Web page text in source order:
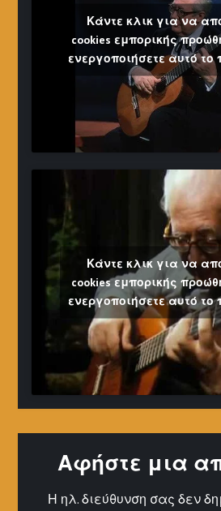
Κάντε κλικ για να
cookies εμπορικής
ενεργοποιήσετε αυτό το
Κάντε κλικ για να
cookies εμπορικής
ενεργοποιήσετε αυτό το
Αφήστε μια
Η ηλ. διεύθυνση σας δεν